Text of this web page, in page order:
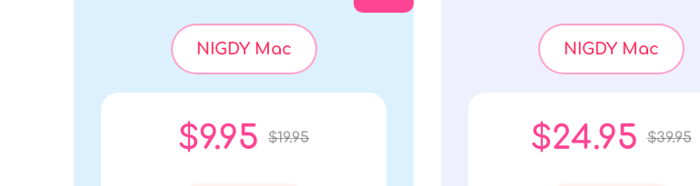
NIGDY Mac
$9.95 $19.95
NIGDY Mac
$24.95 $39.95